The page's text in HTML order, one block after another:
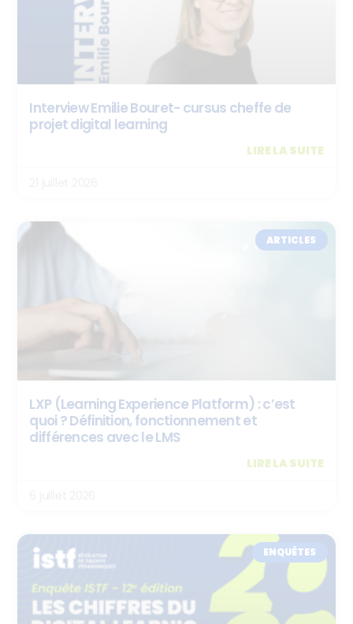
Interview Emilie Bouret- cursus cheffe de
projet digital learning
LIRE LA SUITE
ARTICLES
LXP (Learning Experience Platform) : c’est
quoi ? Définition, fonctionnement et
différences avec le LMS
LIRE LA SUITE
ENQUÊTES